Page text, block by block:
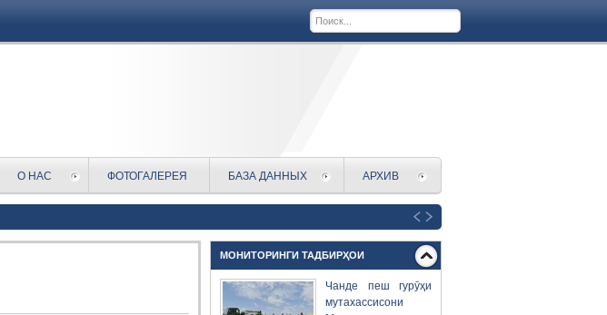
О НАС ФОТОГАЛЕРЕЯ БАЗА ДАННЫХ АРХИВ
МОНИТОРИНГИ ТАДБИРҲОИ
Чанде пеш гурӯҳи
мутахассисони